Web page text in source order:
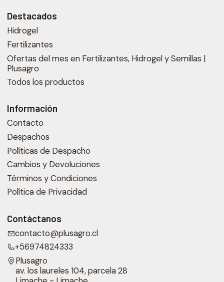
Destacados
Hidrogel
Fertilizantes
Ofertas del mes en Fertilizantes, Hidrogel y Semillas |
Plusagro
Todos los productos
Información
Contacto
Despachos
Políticas de Despacho
Cambios y Devoluciones
Términos y Condiciones
Política de Privacidad
Contáctanos
contacto@plusagro.cl
+56974824333
Plusagro
av. los laureles 104, parcela 28